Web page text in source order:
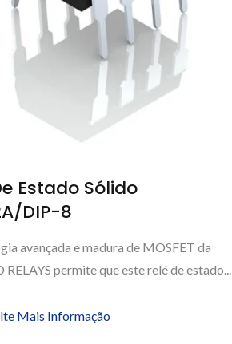
Estado Sólido
DIP-8
avançada e madura de MOSFET da
RELAYS permite que este relé de estado...
Mais Informação